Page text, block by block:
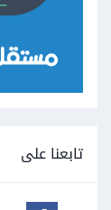
تابعنا على